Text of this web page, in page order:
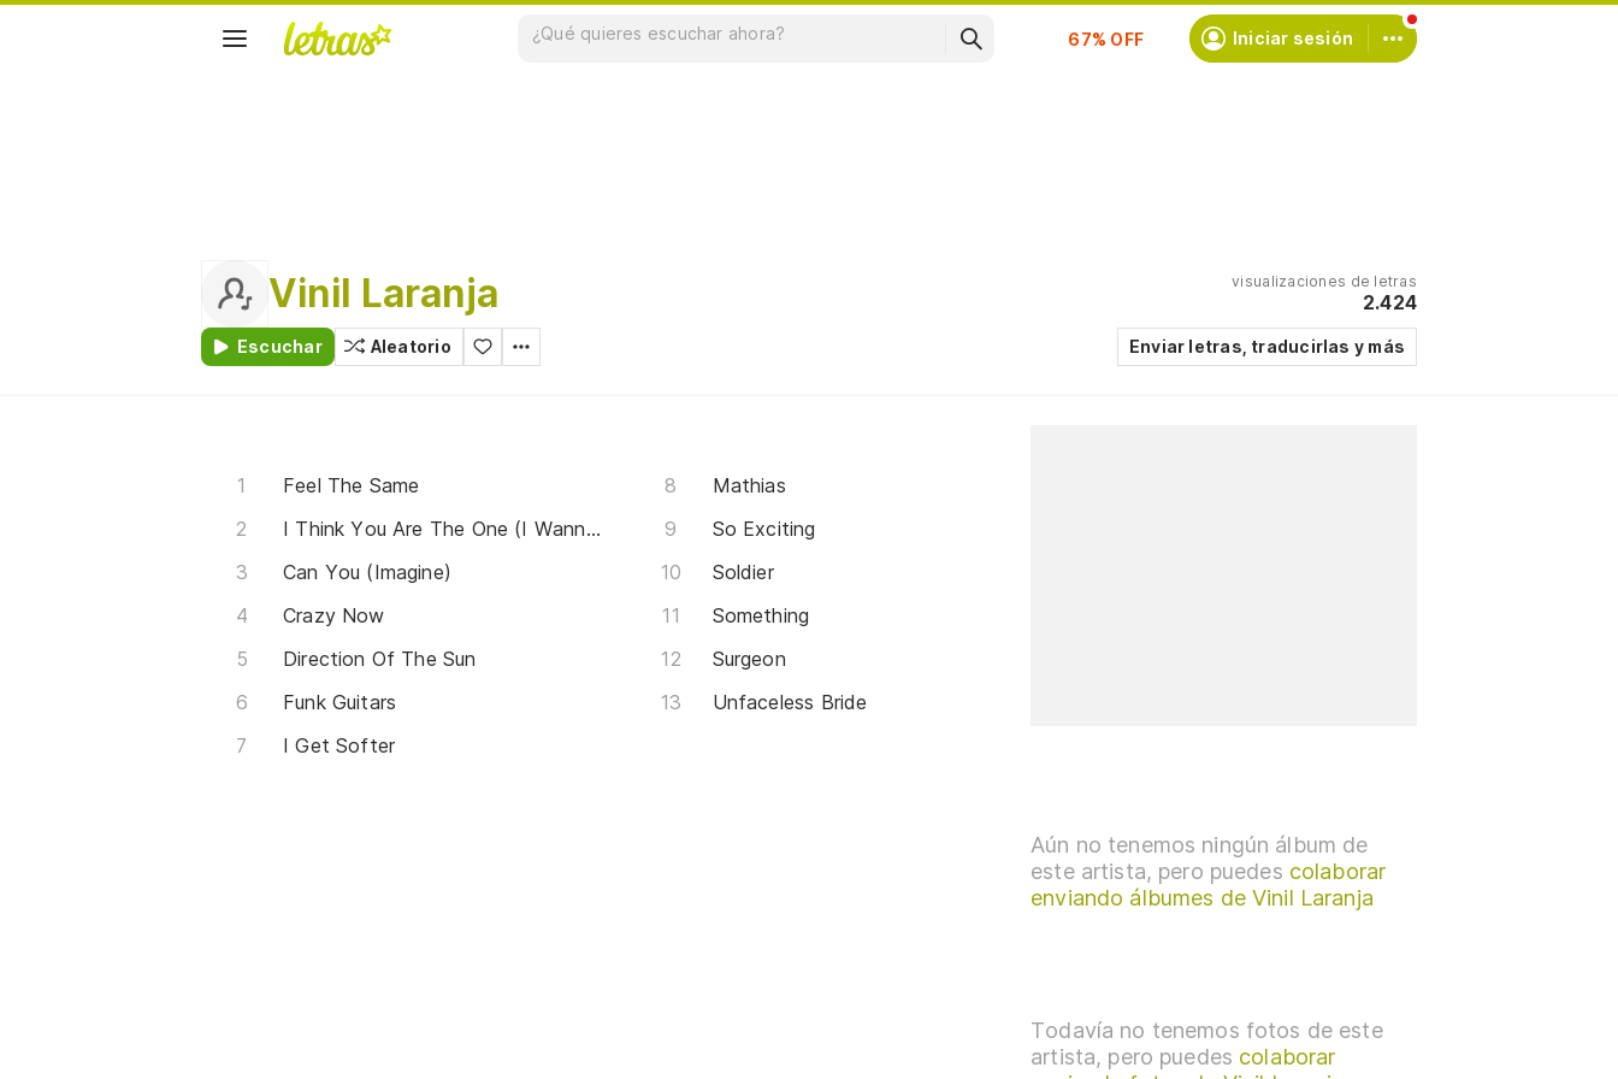
Suscríbete Iniciar sesión
Vinil Laranja
Escuchar Aleatorio
visualizaciones de letras
2.424
Enviar letras, traducirlas y más
Feel The Same
I Think You Are The One (I Wanna It)
Can You (Imagine)
Crazy Now
Direction Of The Sun
Funk Guitars
I Get Softer
Mathias
So Exciting
Soldier
Something
Surgeon
Unfaceless Bride
Aún no tenemos ningún álbum de
este artista, pero puedes colaborar
enviando álbumes de Vinil Laranja
Todavía no tenemos fotos de este
artista, pero puedes colaborar